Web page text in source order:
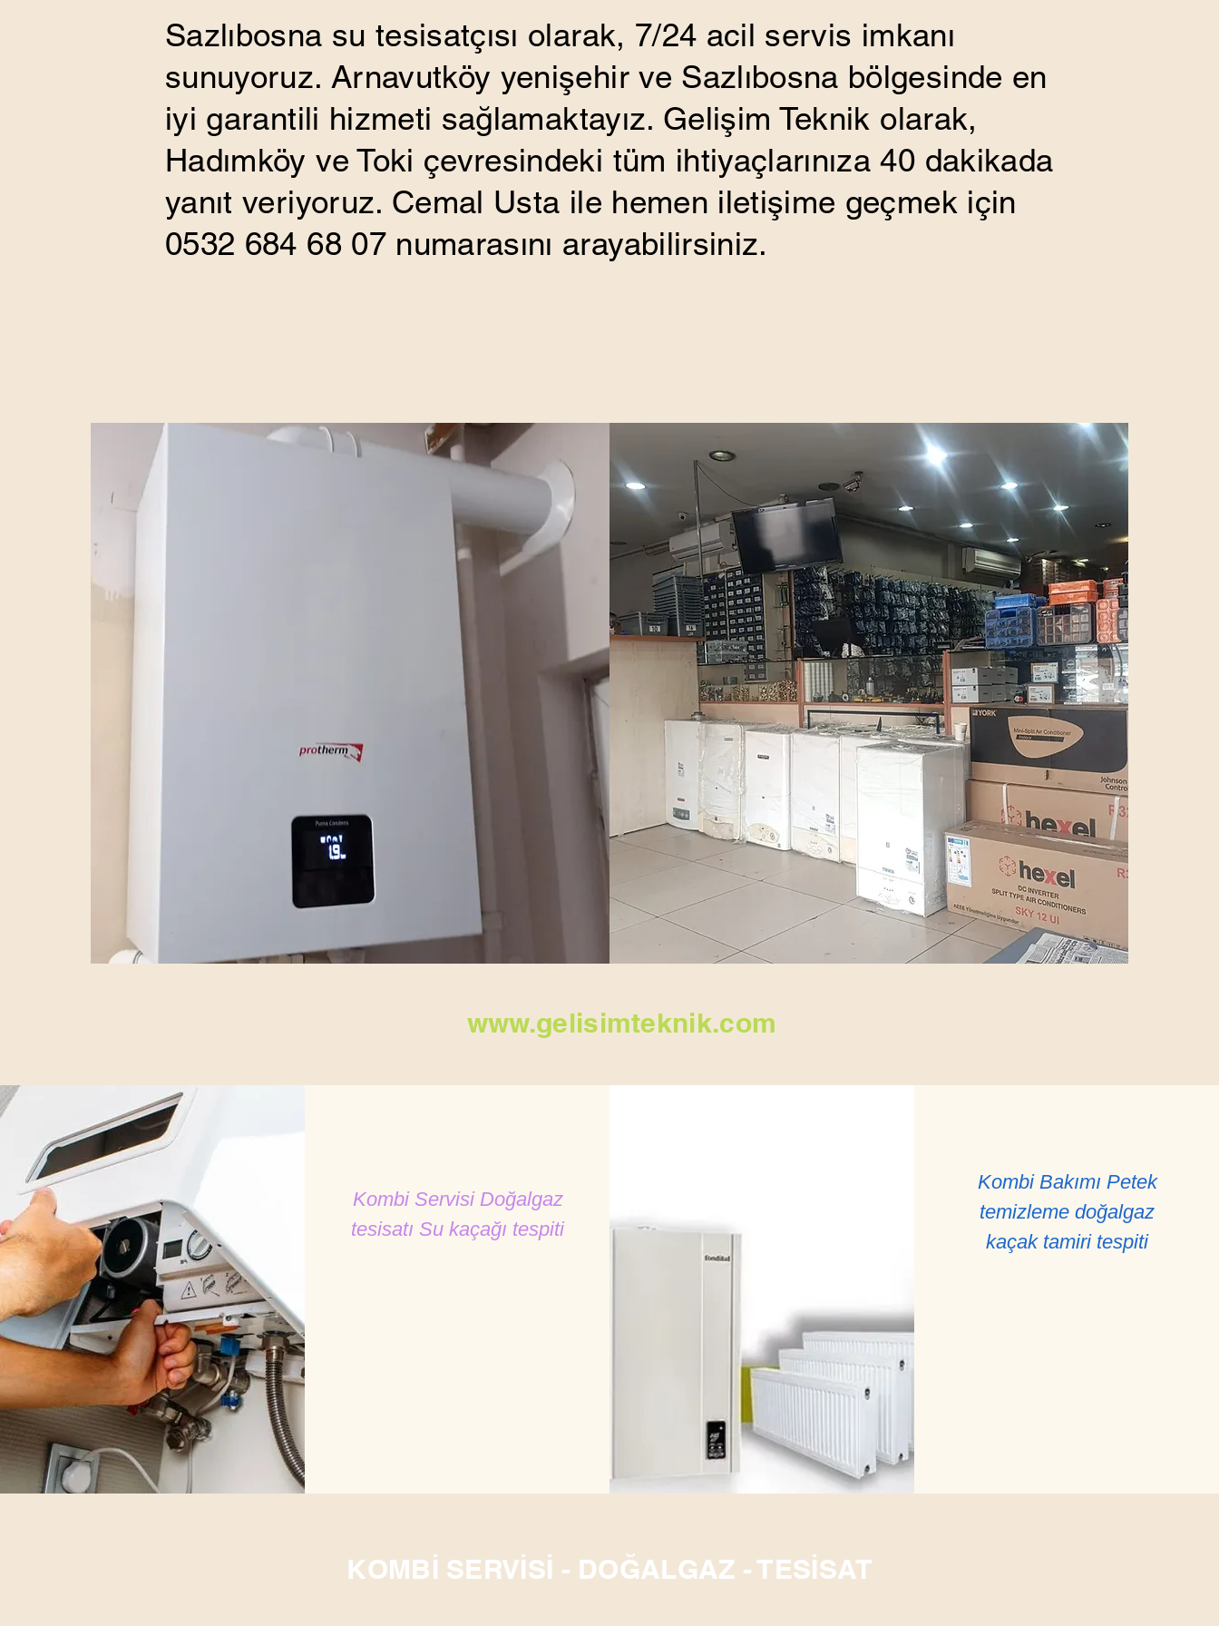
Sazlıbosna su tesisatçısı olarak, 7/24 acil servis imkanı
sunuyoruz. Arnavutköy yenişehir ve Sazlıbosna bölgesinde en
iyi garantili hizmeti sağlamaktayız. Gelişim Teknik olarak,
Hadımköy ve Toki çevresindeki tüm ihtiyaçlarınıza 40 dakikada
yanıt veriyoruz. Cemal Usta ile hemen iletişime geçmek için
0532 684 68 07 numarasını arayabilirsiniz.
www.gelisimteknik.com
Kombi Servisi Doğalgaz
tesisatı Su kaçağı tespiti
Kombi Bakımı Petek
temizleme doğalgaz
kaçak tamiri tespiti
KOMBİ SERVİSİ - DOĞALGAZ - TESİSAT